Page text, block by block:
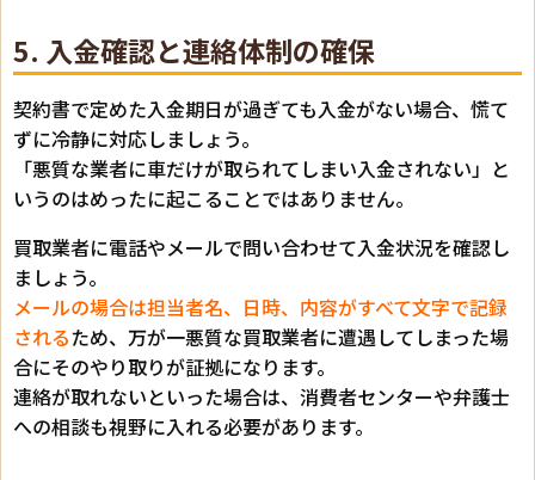
5. 入金確認と連絡体制の確保
契約書で定めた入金期日が過ぎても入金がない場合、慌て
ずに冷静に対応しましょう。
「悪質な業者に車だけが取られてしまい入金されない」と
いうのはめったに起こることではありません。
買取業者に電話やメールで問い合わせて入金状況を確認し
ましょう。
メールの場合は担当者名、日時、内容がすべて文字で記録
されるため、万が一悪質な買取業者に遭遇してしまった場
合にそのやり取りが証拠になります。
連絡が取れないといった場合は、消費者センターや弁護士
への相談も視野に入れる必要があります。